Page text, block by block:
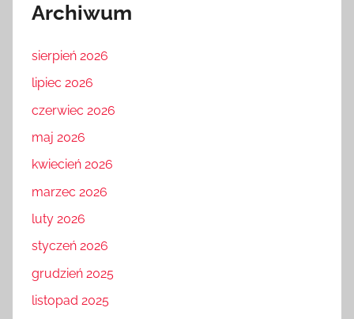
Archiwum
sierpień 2026
lipiec 2026
czerwiec 2026
maj 2026
kwiecień 2026
marzec 2026
luty 2026
styczeń 2026
grudzień 2025
listopad 2025